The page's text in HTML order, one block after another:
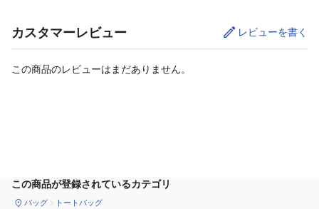
カスタマーレビュー レビューを書く
この商品のレビューはまだありません。
この商品が登録されているカテゴリ
バッグ トートバッグ